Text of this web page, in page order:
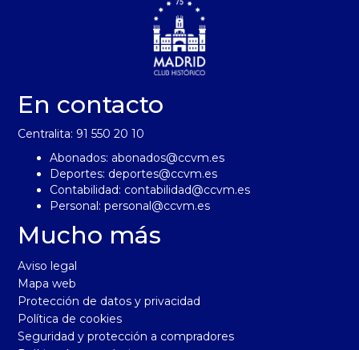
En contacto
Centralita: 91 550 20 10
Abonados: abonados@ccvm.es
Deportes: deportes@ccvm.es
Contabilidad: contabilidad@ccvm.es
Personal:personal@ccvm.es
Mucho más
Aviso legal
Mapa web
Protección de datos y privacidad
Política de cookies
Seguridad y protección a compradores